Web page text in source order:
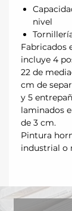
nivel
Fabricados
incluye 4
22 de
cm de
y 5
laminados
de 3 cm.
Pintura
industrial o